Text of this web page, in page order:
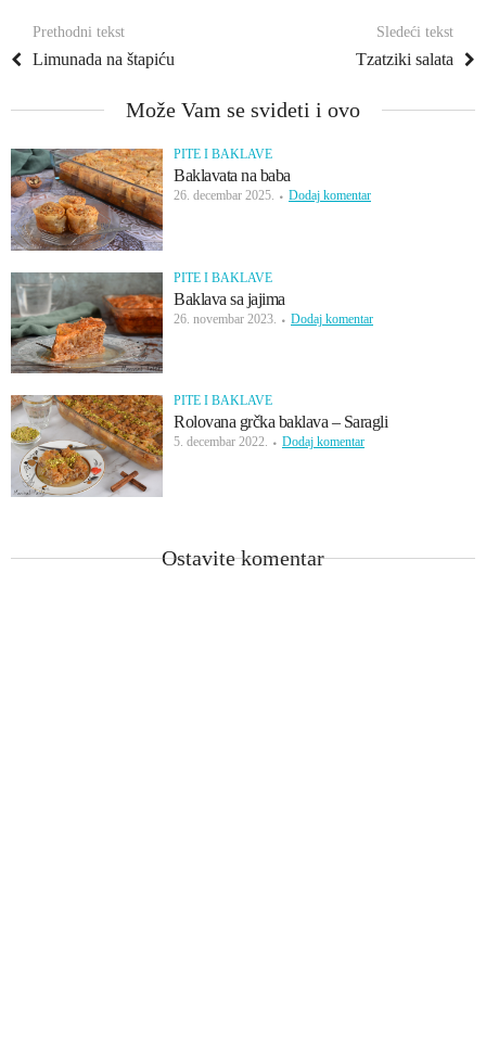
Prethodni tekst
Limunada na štapiću
Sledeći tekst
Tzatziki salata
Može Vam se svideti i ovo
PITE I BAKLAVE
Baklavata na baba
26. decembar 2025. Dodaj komentar
PITE I BAKLAVE
Baklava sa jajima
26. novembar 2023. Dodaj komentar
PITE I BAKLAVE
Rolovana grčka baklava – Saragli
5. decembar 2022. Dodaj komentar
Ostavite komentar